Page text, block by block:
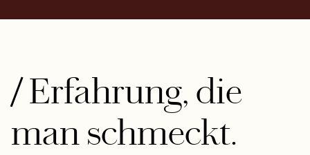
/Erfahrung, die
man schmeckt.